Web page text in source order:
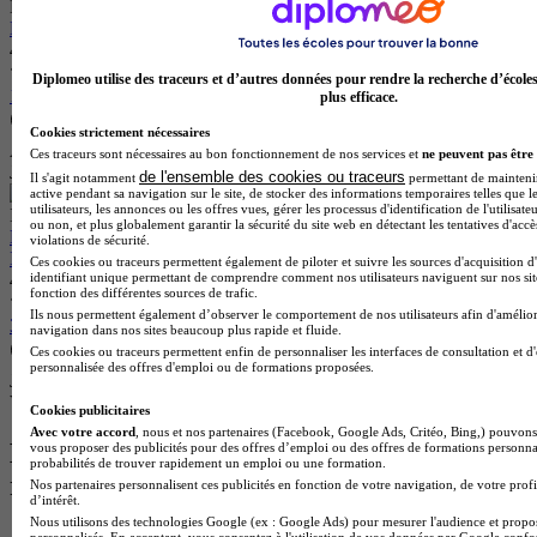
MBway - Paris Sud
MBA 1 - Management Communication Digitale et IA
4.6
16 avis
Boulogne-Billancourt 92100
Alternance possible
Je m’informe gratuitement
ICD - Paris
Bachelor 1 - Business & Marekting - Digital Marketing &
Intelligence Artificielle
4.3
32 avis
Paris 75010
Je m’informe gratuitement
Voir plus de formations similaires
Les intitulés de diplôme les plus
recherchés
Diplomeo utilise des traceurs et d’autres données pour rendre la recherche
plus efficace.
Cookies strictement nécessaires
Ces traceurs sont nécessaires au bon fonctionnement de nos services et ne peuvent pas être
Il s'agit notamment de l'ensemble des cookies ou traceurs permettant de
active pendant sa navigation sur le site, de stocker des informations temporaires telles que
utilisateurs, les annonces ou les offres vues, gérer les processus d'identification de
ou non, et plus globalement garantir la sécurité du site web en détectant les tentatives
violations de sécurité.
Ces cookies ou traceurs permettent également de piloter et suivre les sources d'acquisition
identifiant unique permettant de comprendre comment nos utilisateurs naviguent sur nos
fonction des différentes sources de trafic.
Ils nous permettent également d’observer le comportement de nos utilisateurs afin
navigation dans nos sites beaucoup plus rapide et fluide.
Ces cookies ou traceurs permettent enfin de personnaliser les interfaces de consultation et
personnalisée des offres d'emploi ou de formations proposées.
Cookies publicitaires
Avec votre accord , nous et nos partenaires (Facebook, Google Ads, Critéo, Bing,)
vous proposer des publicités pour des offres d’emploi ou des offres de formations
probabilités de trouver rapidement un emploi ou une formation.
Nos partenaires personnalisent ces publicités en fonction de votre navigation, de votre
d’intérêt.
Nous utilisons des technologies Google (ex : Google Ads) pour mesurer l'audience et